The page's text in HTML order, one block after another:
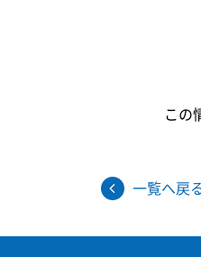
この
一覧へ戻